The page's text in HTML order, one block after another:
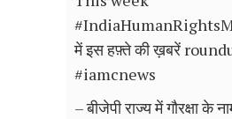
में इस हफ़्ते की ख़बरें
#iamcnews
– बीजेपी राज्य में गौरक्षा के